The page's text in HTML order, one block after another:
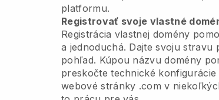
platformu.
Registrovať svoje vlastné
Registrácia vlastnej domény
a jednoduchá. Dajte svoju stravu
pohľad. Kúpou názvu domény
preskočte technické konfigurácie
webové stránky .com v